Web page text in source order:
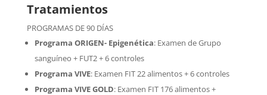
Tratamientos
PROGRAMAS DE 90 DÍAS
Programa ORIGEN- Epigenética:Examen de Grupo
sanguíneo + FUT2 + 6 controles
Programa VIVE: Examen FIT 22 alimentos + 6 controles
Programa VIVE GOLD: Examen FIT 176 alimentos +